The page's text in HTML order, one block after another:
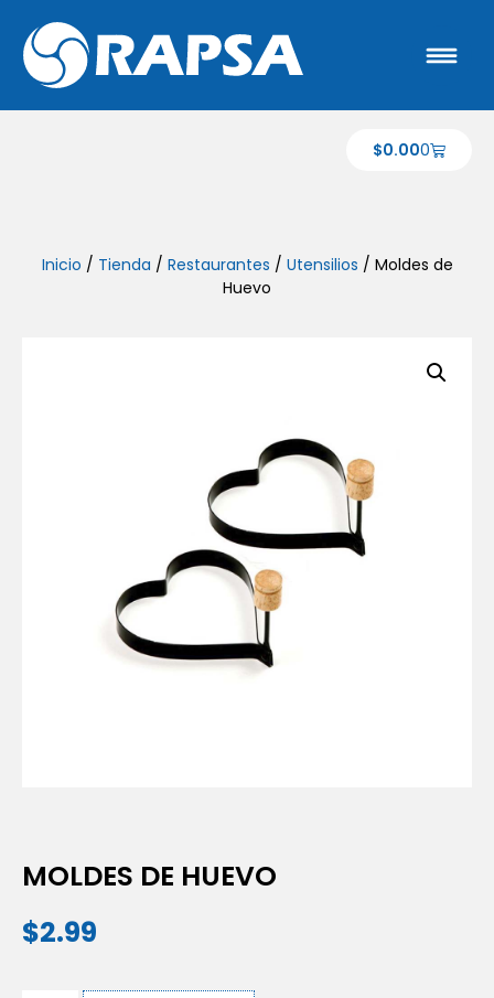
$0.000
Inicio / Tienda / Restaurantes / Utensilios / Moldes de
Huevo
MOLDES DE HUEVO
$2.99